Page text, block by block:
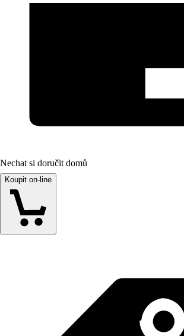
Nechat si doručit domů
Koupit on-line